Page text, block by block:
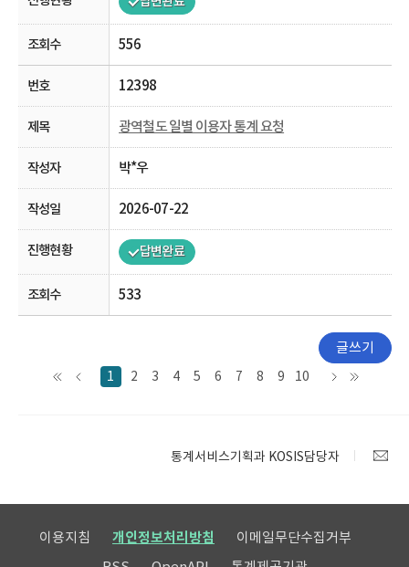
556
12398
광역철도 일별 이용자 통계 요청
박*우
2026-07-22
답변완료
533
글쓰기
1 2 3 4 5 6 7 8 9 10
통계서비스기획과 KOSIS담당자
이용지침 개인정보처리방침
이메일무단수집거부